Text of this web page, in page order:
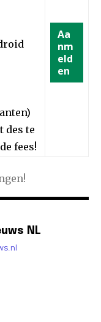
des te
fees!
Aa
nm
eld
en
NL